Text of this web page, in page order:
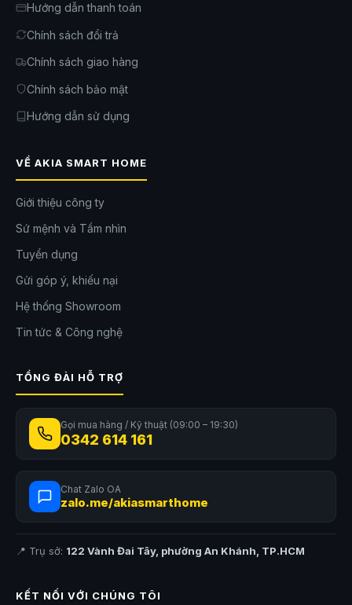
Hướng dẫn thanh toán
Chính sách đổi trả
Chính sách giao hàng
Chính sách bảo mật
Hướng dẫn sử dụng
VỀ AKIA SMART HOME
Giới thiệu công ty
Sứ mệnh và Tầm nhìn
Tuyển dụng
Gửi góp ý, khiếu nại
Hệ thống Showroom
Tin tức & Công nghệ
TỔNG ĐÀI HỖ TRỢ
Gọi mua hàng / Kỹ thuật (09:00 – 19:30)
0342 614 161
Chat Zalo OA
zalo.me/akiasmarthome
📍 Trụ sở: 122 Vành Đai Tây, phường An Khánh, TP.HCM
KẾT NỐI VỚI CHÚNG TÔI